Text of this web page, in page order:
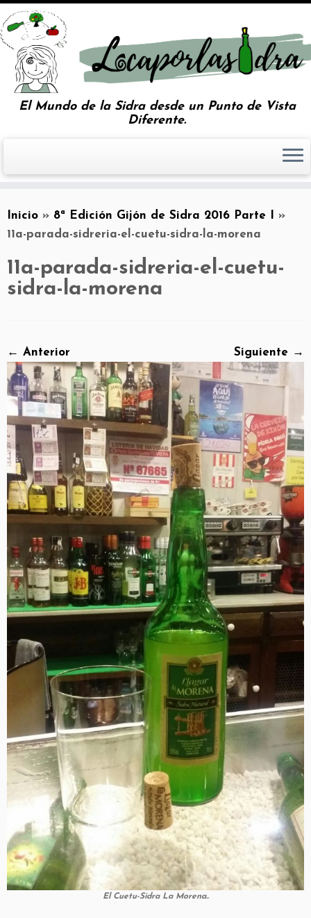
El Mundo de la Sidra desde un Punto de Vista
Diferente.
Inicio » 8ª Edición Gijón de Sidra 2016 Parte I
»
11a-parada-sidreria-el-cuetu-sidra-la-morena
11a-parada-sidreria-el-cuetu-
sidra-la-morena
← Anterior Siguiente →
El Cuetu-Sidra La Morena..